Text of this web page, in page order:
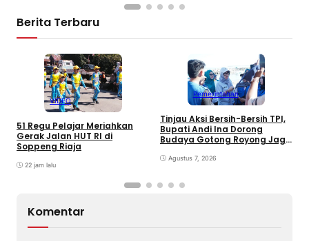
Berita Terbaru
VIDEO
51 Regu Pelajar Meriahkan
Gerak Jalan HUT RI di
Soppeng Riaja
22 jam lalu
Pemerintahan
Tinjau Aksi Bersih-Bersih TPI,
Bupati Andi Ina Dorong
Budaya Gotong Royong Jaga
Agustus 7, 2026
Komentar